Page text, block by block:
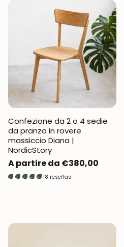
Confezione da 2 o 4 sedie
da pranzo in rovere
massiccio Diana |
NordicStory
Prezzo
normale
A partire da €380,00
18 reseñas